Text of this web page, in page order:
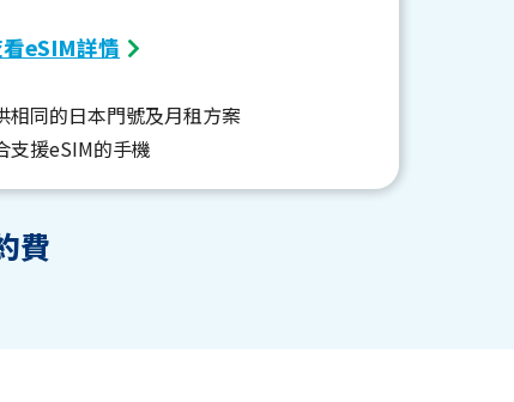
eSIM詳情
相同的日本門號及月租方案
支援eSIM的手機
費